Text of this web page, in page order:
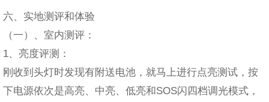
六、实地测评和体验
（一）、室内测评：
1、亮度评测：
刚收到头灯时发现有附送电池，就马上进行点亮测试，按
下电源依次是高亮、中亮、低亮和SOS闪四档调光模式，